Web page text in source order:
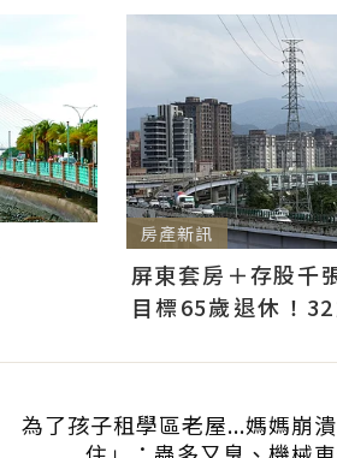
房產新訊
屏東套房＋存股千
目標65歲退休！
為了孩子租學區老屋...媽媽崩